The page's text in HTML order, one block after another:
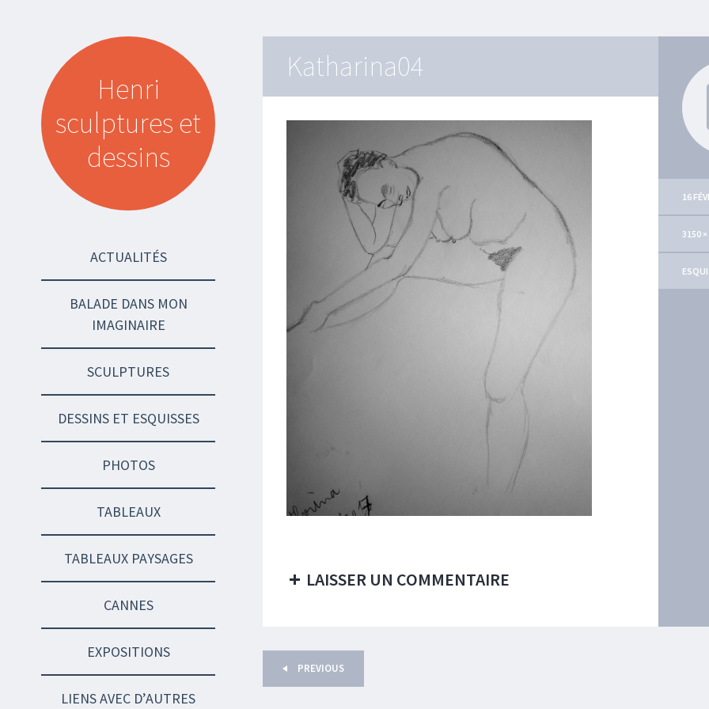
Henri
sculptures et
dessins
SKIP TO CONTENT
ACTUALITÉS
BALADE DANS MON
IMAGINAIRE
SCULPTURES
DESSINS ET ESQUISSES
PHOTOS
TABLEAUX
TABLEAUX PAYSAGES
CANNES
EXPOSITIONS
LIENS AVEC D’AUTRES
Katharina04
LAISSER UN COMMENTAIRE
16
3150
PREVIOUS